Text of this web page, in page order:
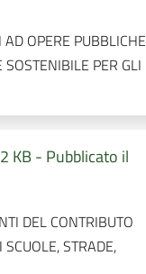
OPERE PUBBLICHE
PER GLI
KB - Pubblicato il
DEL CONTRIBUTO
STRADE,